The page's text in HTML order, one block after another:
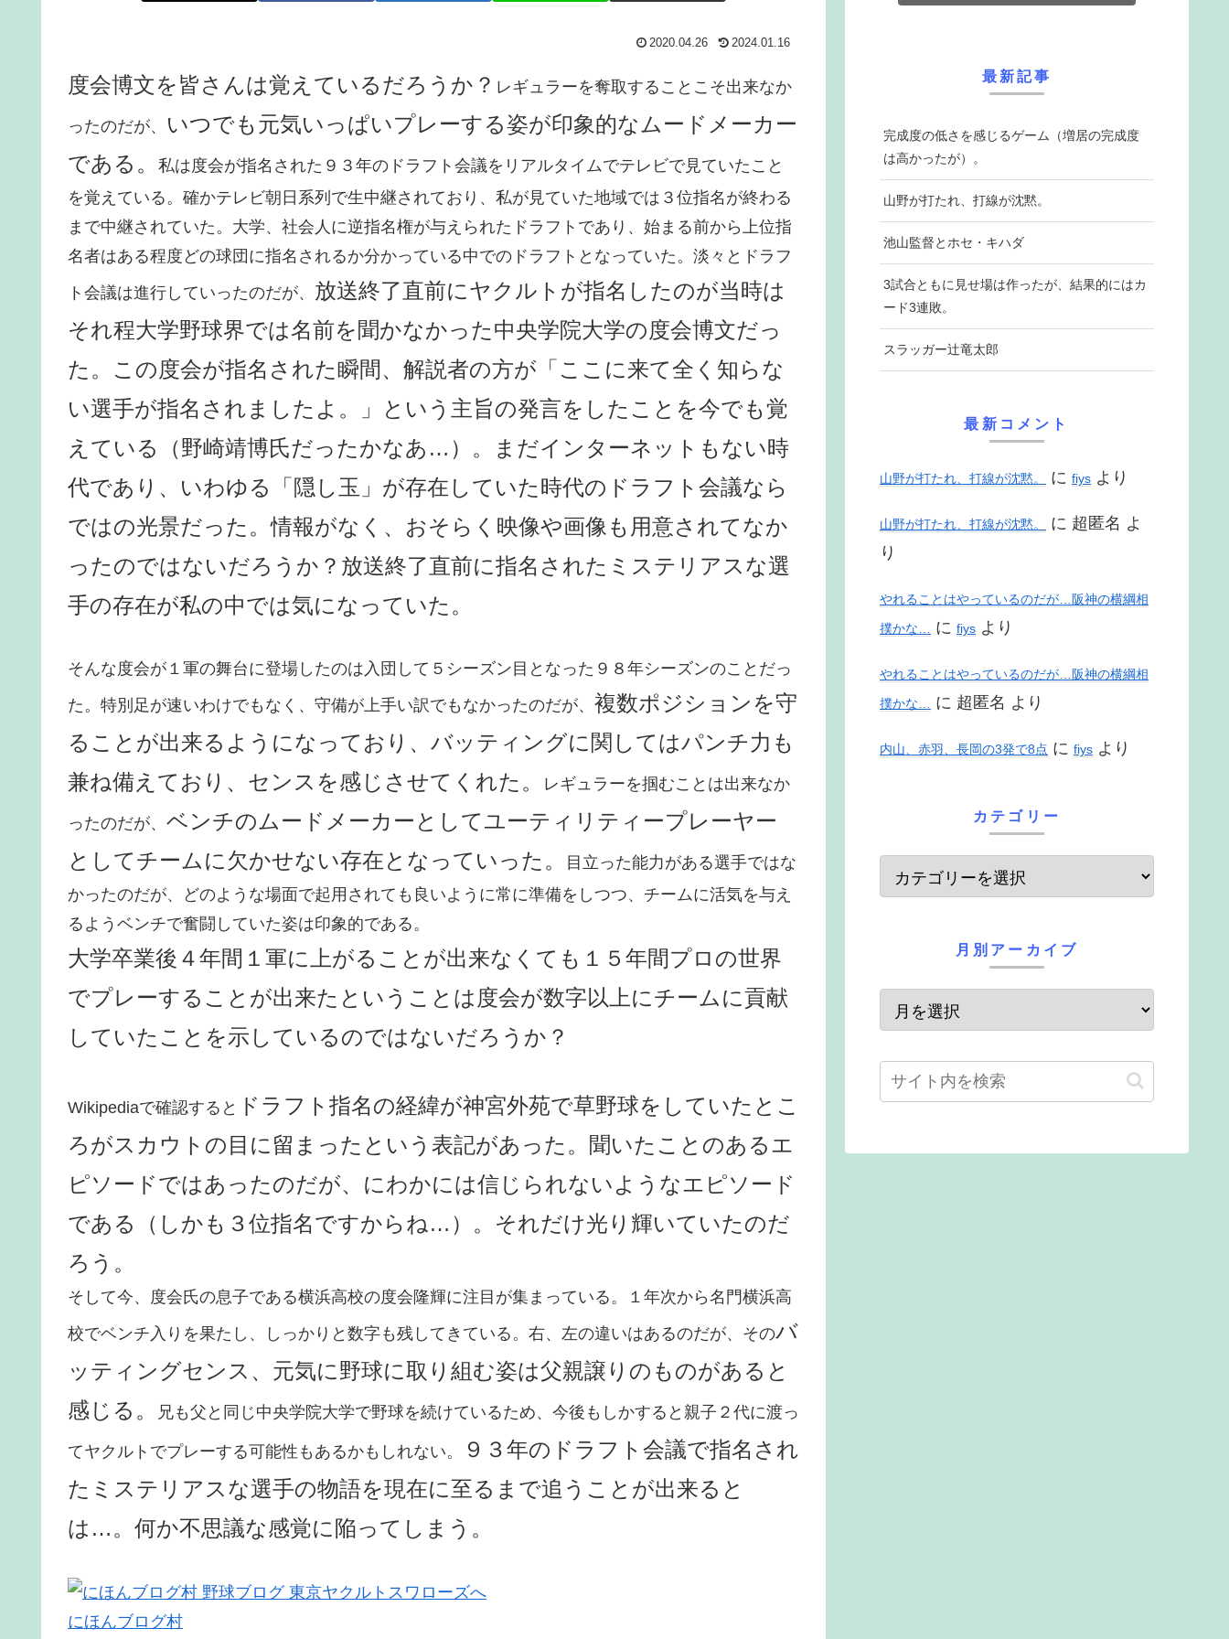
2020.04.26 2024.01.16
度会博文を皆さんは覚えているだろうか？ レギュラーを奪取することこそ出来なか
ったのだが、 いつでも元気いっぱいプレーする姿が印象的なムードメーカー
である。
私は度会が指名された９３年のドラフト会議をリアルタイムでテレビで見ていたこと
を覚えている。確かテレビ朝日系列で生中継されており、私が見ていた地域では３位指名が終わる
まで中継されていた。大学、社会人に逆指名権が与えられたドラフトであり、始まる前から上位指
名者はある程度どの球団に指名されるか分かっている中でのドラフトとなっていた。淡々とドラフ
ト会議は進行していったのだが、 放送終了直前にヤクルトが指名したのが当時は
それ程大学野球界では名前を聞かなかった中央学院大学の度会博文だっ
た。この度会が指名された瞬間、解説者の方が「ここに来て全く知らな
い選手が指名されましたよ。」という主旨の発言をしたことを今でも覚
えている（野崎靖博氏だったかなあ…）。まだインターネットもない時
代であり、いわゆる「隠し玉」が存在していた時代のドラフト会議なら
ではの光景だった。情報がなく、おそらく映像や画像も用意されてなか
ったのではないだろうか？放送終了直前に指名されたミステリアスな選
手の存在が私の中では気になっていた。
そんな度会が１軍の舞台に登場したのは入団して５シーズン目となった９８年シーズンのことだっ
た。特別足が速いわけでもなく、守備が上手い訳でもなかったのだが、 複数ポジションを守
ることが出来るようになっており、バッティングに関してはパンチ力も
兼ね備えており、センスを感じさせてくれた。
レギュラーを掴むことは出来なか
ったのだが、 ベンチのムードメーカーとしてユーティリティープレーヤー
としてチームに欠かせない存在となっていった。
目立った能力がある選手ではな
かったのだが、どのような場面で起用されても良いように常に準備をしつつ、チームに活気を与え
るようベンチで奮闘していた姿は印象的である。
大学卒業後４年間１軍に上がることが出来なくても１５年間プロの世界
でプレーすることが出来たということは度会が数字以上にチームに貢献
していたことを示しているのではないだろうか？
Wikipediaで確認すると ドラフト指名の経緯が神宮外苑で草野球をしていたとこ
ろがスカウトの目に留まったという表記があった。聞いたことのあるエ
ピソードではあったのだが、にわかには信じられないようなエピソード
である（しかも３位指名ですからね…）。それだけ光り輝いていたのだ
ろう。
そして今、度会氏の息子である横浜高校の度会隆輝に注目が集まっている。１年次から名門横浜高
校でベンチ入りを果たし、しっかりと数字も残してきている。右、左の違いはあるのだが、そのバ
ッティングセンス、元気に野球に取り組む姿は父親譲りのものがあると
感じる。
兄も父と同じ中央学院大学で野球を続けているため、今後もしかすると親子２代に渡っ
てヤクルトでプレーする可能性もあるかもしれない。
９３年のドラフト会議で指名され
たミステリアスな選手の物語を現在に至るまで追うことが出来ると
は…。何か不思議な感覚に陥ってしまう。
にほんブログ村
最新記事
完成度の低さを感じるゲーム（増居の完成度
は高かったが）。
山野が打たれ、打線が沈黙。
池山監督とホセ・キハダ
3試合ともに見せ場は作ったが、結果的にはカ
ード3連敗。
スラッガー辻竜太郎
最新コメント
山野が打たれ、打線が沈黙。 に fiys より
山野が打たれ、打線が沈黙。 に 超匿名 よ
り
やれることはやっているのだが…阪神の横綱相
撲かな… に fiys より
やれることはやっているのだが…阪神の横綱相
撲かな… に 超匿名 より
内山、赤羽、長岡の3発で8点 に fiys より
カテゴリー
月別アーカイブ